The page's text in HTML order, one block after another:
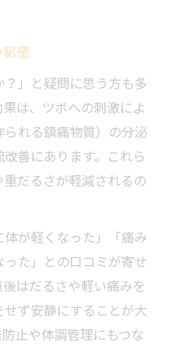
密
？」と疑問に思う方も多
は、ツボへの刺激によ
れる鎮痛物質）の分泌
善にあります。これら
だるさが軽減されるの
が軽くなった」「痛み
た」との口コミが寄せ
はだるさや軽い痛みを
ず安静にすることが大
止や体調管理にもつな